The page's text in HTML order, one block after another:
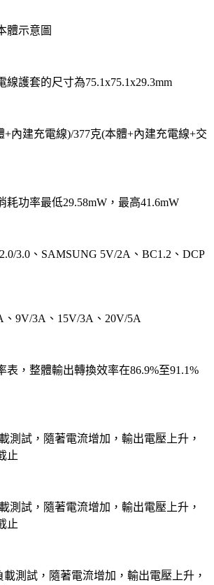
體示意圖
護套的尺寸為75.1x75.1x29.3mm
內建充電線)/377克(本體+內建充電線+交
功率最低29.58mW，最高41.6mW
3.0、SAMSUNG 5V/2A、BC1.2、DCP
9V/3A、15V/3A、20V/5A
，整體輸出轉換效率在86.9%至91.1%
測試，隨著電流增加，輸出電壓上升，
止
測試，隨著電流增加，輸出電壓上升，
止
測試，隨著電流增加，輸出電壓上升，